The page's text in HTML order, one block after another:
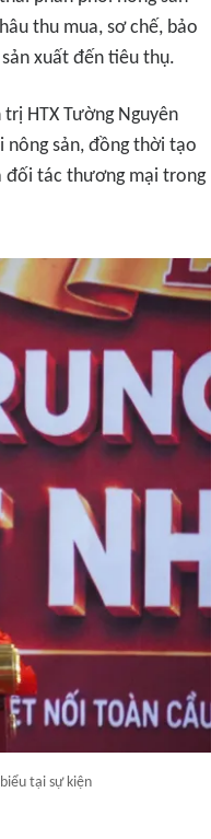
thu mua, sơ chế, bảo
xuất đến tiêu thụ.
HTX Tường Nguyên
sản, đồng thời tạo
đối tác thương mại trong
tại sự kiện